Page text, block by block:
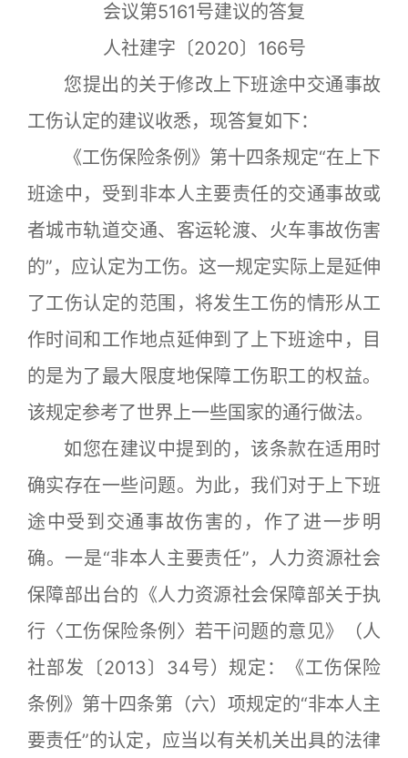
会议第5161号建议的答复
人社建字〔2020〕166号
您提出的关于修改上下班途中交通事故
工伤认定的建议收悉，现答复如下：
《工伤保险条例》第十四条规定“在上下
班途中，受到非本人主要责任的交通事故或
者城市轨道交通、客运轮渡、火车事故伤害
的”，应认定为工伤。这一规定实际上是延伸
了工伤认定的范围，将发生工伤的情形从工
作时间和工作地点延伸到了上下班途中，目
的是为了最大限度地保障工伤职工的权益。
该规定参考了世界上一些国家的通行做法。
如您在建议中提到的，该条款在适用时
确实存在一些问题。为此，我们对于上下班
途中受到交通事故伤害的，作了进一步明
确。一是“非本人主要责任”，人力资源社会
保障部出台的《人力资源社会保障部关于执
行〈工伤保险条例〉若干问题的意见》（人
社部发〔2013〕34号）规定：《工伤保险
条例》第十四条第（六）项规定的“非本人主
要责任”的认定，应当以有关机关出具的法律